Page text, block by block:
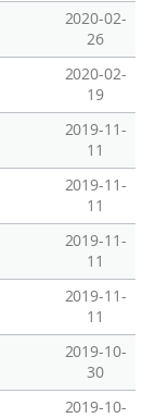
2020-02-
26
2020-02-
19
2019-11-
11
2019-11-
11
2019-11-
11
2019-11-
11
2019-10-
30
2019-10-